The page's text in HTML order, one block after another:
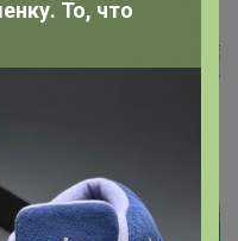
То, что